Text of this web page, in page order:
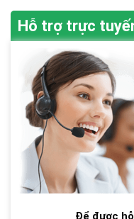
Hỗ trợ trực
Để được